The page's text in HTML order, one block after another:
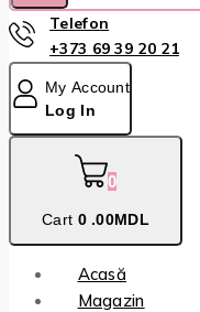
Telefon
+373 69 39 20 21
My Account
Log In
0
Cart 0 .00MDL
Acasă
Magazin